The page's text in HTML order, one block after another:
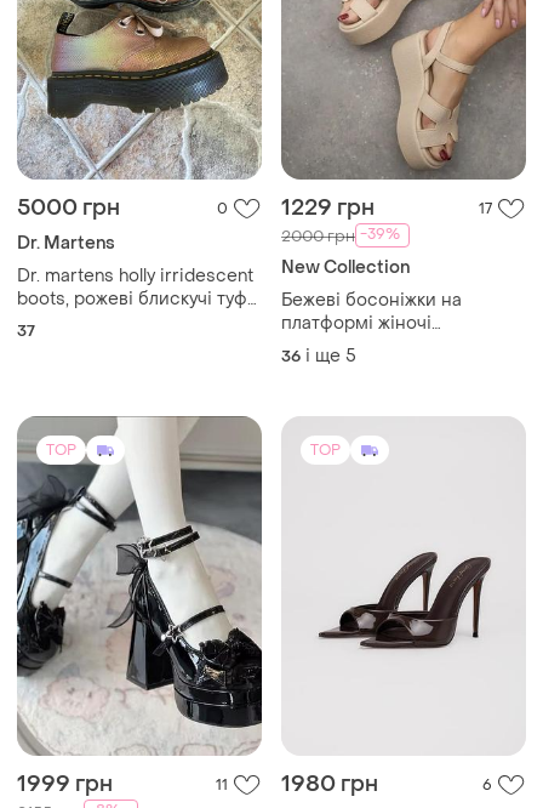
5000 грн 0
Dr. Martens
Dr. martens holly irridescent
boots, рожеві блискучі туфлі
лімітована колекція
37
1229 грн 17
2000 грн -39%
New Collection
Бежеві босоніжки на
платформі жіночі
повсякденні
36 і ще 5
TOP
1999 грн 11
TOP
1980 грн 6